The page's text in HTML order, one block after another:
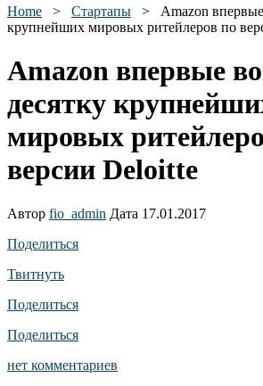
Home > Стартапы > Amazon
крупнейших мировых ритейлеров по
Amazon впервые
десятку
мировых
версии Deloitte
Автор fio_admin Дата 17.01.2017
Поделиться
Твитнуть
Поделиться
Поделиться
нет комментариев